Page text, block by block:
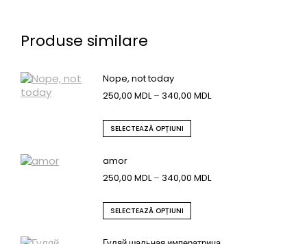
Produse similare
Nope, not today
250,00 MDL – 340,00 MDL
SELECTEAZĂ OPȚIUNI
amor
250,00 MDL – 340,00 MDL
SELECTEAZĂ OPȚIUNI